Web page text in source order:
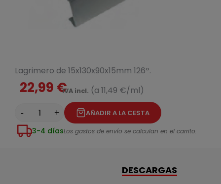
Lagrimero de 15x130x90x15mm 126º.
22,99 €IVA incl. (a 11,49 €/ml)
- + AÑADIR A LA CESTA
3-4 díasLos gastos de envío se calculan en el carrito.
DESCARGAS